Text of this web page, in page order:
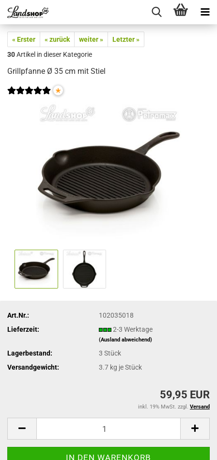
« Erster « zurück weiter »
Letzter »
30Artikel in dieser Kategorie
Grillpfanne Ø 35 cm mit Stiel
*
Art.Nr.:
102035018
Lieferzeit:
2-3 Werktage
(Ausland abweichend)
Lagerbestand: 3Stück
Versandgewicht:
3.7 kg je Stück
59,95 EUR
inkl. 19% MwSt. zzgl. Versand